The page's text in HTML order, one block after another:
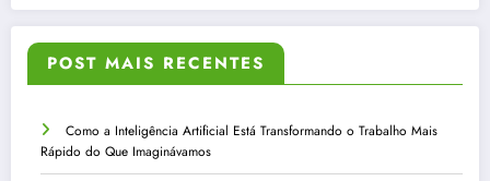
POST MAIS RECENTES
Como a Inteligência Artificial Está Transformando o Trabalho Mais
Rápido do Que Imaginávamos